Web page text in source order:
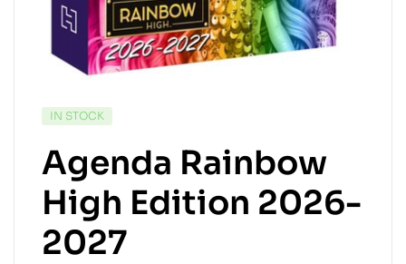
IN STOCK
Agenda Rainbow
High Edition 2026-
2027